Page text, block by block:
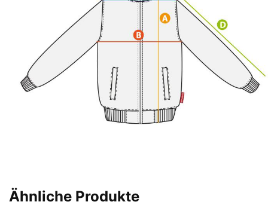
Ähnliche Produkte